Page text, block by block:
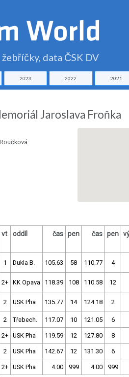
data ČSK DV
2023 2022 2021
Jaroslava Froňka
vt oddíl čas pen čas pen
1 Dukla B. 105.63 58 110.77 4
2+ KK Opava 118.39 108 110.58 12
2 USK Pha 135.77 14 124.18 2
2 Třebech. 117.07 10 121.05 6
2+ USK Pha 119.59 12 127.80 8
2 USK Pha 142.67 12 131.30 6
2+ USK Pha 4.00 999 4.00 999